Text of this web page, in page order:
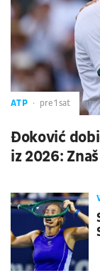
ATP pre 1 sat
Đoković
iz 2026: